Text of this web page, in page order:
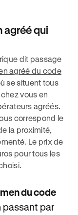
agréé qui
dit passage
agréé du code
se situent tous
vous en
agréés.
correspond le
la proximité,
Le prix de
pour tous les
du code
passant par